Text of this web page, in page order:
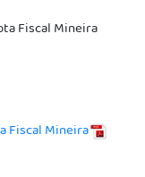
Fiscal Mineira
Fiscal Mineira